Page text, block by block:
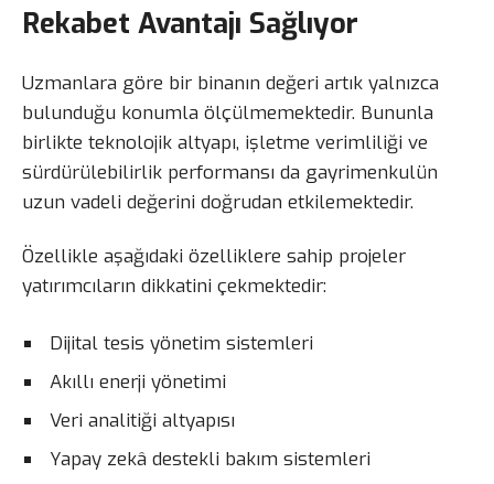
Rekabet Avantajı Sağlıyor
Uzmanlara göre bir binanın değeri artık yalnızca
bulunduğu konumla ölçülmemektedir. Bununla
birlikte teknolojik altyapı, işletme verimliliği ve
sürdürülebilirlik performansı da gayrimenkulün
uzun vadeli değerini doğrudan etkilemektedir.
Özellikle aşağıdaki özelliklere sahip projeler
yatırımcıların dikkatini çekmektedir:
Dijital tesis yönetim sistemleri
Akıllı enerji yönetimi
Veri analitiği altyapısı
Yapay zekâ destekli bakım sistemleri